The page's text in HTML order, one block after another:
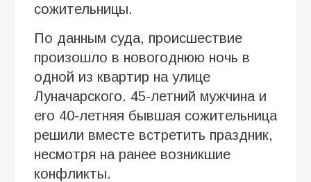
сожительницы.
По данным суда, происшествие
произошло в новогоднюю ночь в
одной из квартир на улице
Луначарского. 45-летний мужчина и
его 40-летняя бывшая сожительница
решили вместе встретить праздник,
несмотря на ранее возникшие
конфликты.